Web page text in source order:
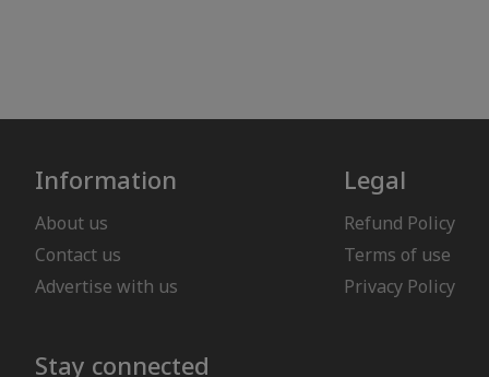
Information
About us
Contact us
Advertise with us
Legal
Refund Policy
Terms of use
Privacy Policy
Stay connected